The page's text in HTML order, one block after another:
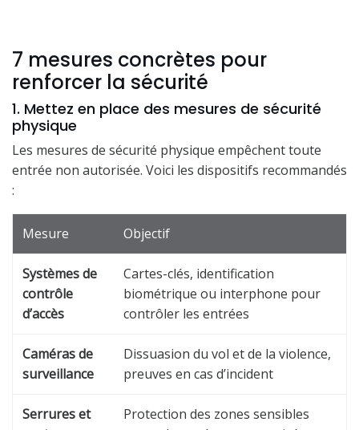
7 mesures concrètes pour
renforcer la sécurité
1. Mettez en place des mesures de sécurité
physique
Les mesures de sécurité physique empêchent toute
entrée non autorisée. Voici les dispositifs recommandés
:
Mesure Objectif
Systèmes de
contrôle
d’accès
Cartes-clés, identification
biométrique ou interphone pour
contrôler les entrées
Caméras de
surveillance
Dissuasion du vol et de la violence,
preuves en cas d’incident
Serrures et
Protection des zones sensibles